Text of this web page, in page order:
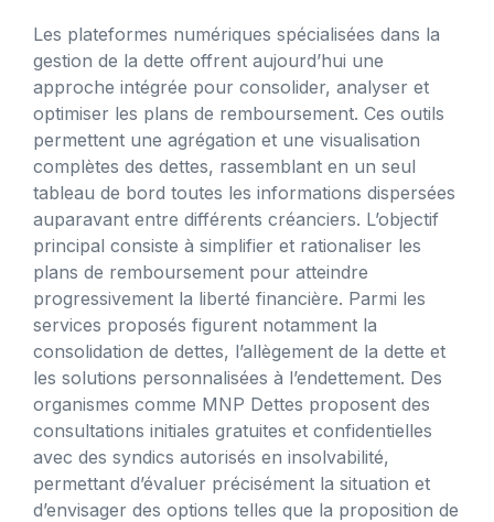
Les plateformes numériques spécialisées dans la
gestion de la dette offrent aujourd’hui une
approche intégrée pour consolider, analyser et
optimiser les plans de remboursement. Ces outils
permettent une agrégation et une visualisation
complètes des dettes, rassemblant en un seul
tableau de bord toutes les informations dispersées
auparavant entre différents créanciers. L’objectif
principal consiste à simplifier et rationaliser les
plans de remboursement pour atteindre
progressivement la liberté financière. Parmi les
services proposés figurent notamment la
consolidation de dettes, l’allègement de la dette et
les solutions personnalisées à l’endettement. Des
organismes comme MNP Dettes proposent des
consultations initiales gratuites et confidentielles
avec des syndics autorisés en insolvabilité,
permettant d’évaluer précisément la situation et
d’envisager des options telles que la proposition de